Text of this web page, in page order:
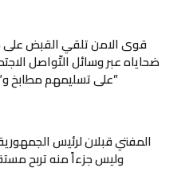
قوى الامن تلقي القبض
ضحاياه عبر وسائل التّواصل
على تسليمهم مطابخ و”أعمال نجارة”
المفتي قبلان لرئيس
وليس جزءاً منه تربح